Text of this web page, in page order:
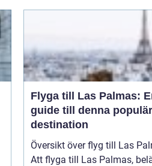
Flyga till Las Palmas:
guide till denna
destination
Översikt över flyg till Las
Att flyga till Las Palmas,